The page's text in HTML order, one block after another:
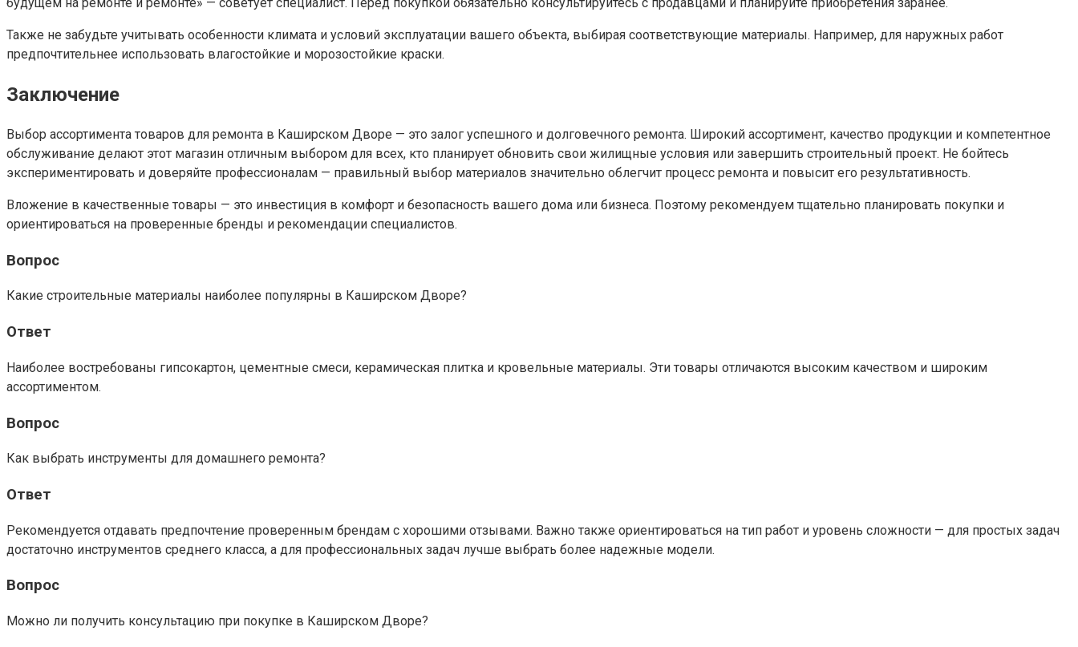
Также не забудьте учитывать особенности климата и условий эксплуатации вашего объекта, выбирая соответствующие материалы. Например, для наружных работ
предпочтительнее использовать влагостойкие и морозостойкие краски.
Заключение
Выбор ассортимента товаров для ремонта в Каширском Дворе — это залог успешного и долговечного ремонта. Широкий ассортимент, качество продукции и компетентное
обслуживание делают этот магазин отличным выбором для всех, кто планирует обновить свои жилищные условия или завершить строительный проект. Не бойтесь
экспериментировать и доверяйте профессионалам — правильный выбор материалов значительно облегчит процесс ремонта и повысит его результативность.
Вложение в качественные товары — это инвестиция в комфорт и безопасность вашего дома или бизнеса. Поэтому рекомендуем тщательно планировать покупки и
ориентироваться на проверенные бренды и рекомендации специалистов.
Вопрос
Какие строительные материалы наиболее популярны в Каширском Дворе?
Ответ
Наиболее востребованы гипсокартон, цементные смеси, керамическая плитка и кровельные материалы. Эти товары отличаются высоким качеством и широким
ассортиментом.
Вопрос
Как выбрать инструменты для домашнего ремонта?
Ответ
Рекомендуется отдавать предпочтение проверенным брендам с хорошими отзывами. Важно также ориентироваться на тип работ и уровень сложности — для простых задач
достаточно инструментов среднего класса, а для профессиональных задач лучше выбрать более надежные модели.
Вопрос
Можно ли получить консультацию при покупке в Каширском Дворе?